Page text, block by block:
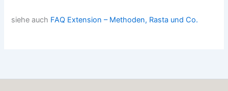
siehe auch FAQ Extension – Methoden, Rasta und Co.